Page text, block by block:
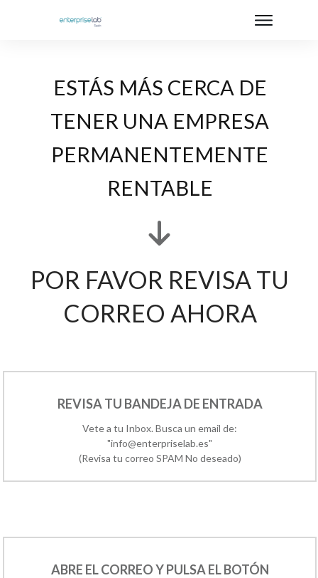
ESTÁS MÁS CERCA DE
TENER UNA EMPRESA
PERMANENTEMENTE
RENTABLE
POR FAVOR REVISA TU
CORREO AHORA
REVISA TU BANDEJA DE ENTRADA
Vete a tu Inbox. Busca un email de:
"info@enterpriselab.es"
(Revisa tu correo SPAM No deseado)
ABRE EL CORREO Y PULSA EL BOTÓN